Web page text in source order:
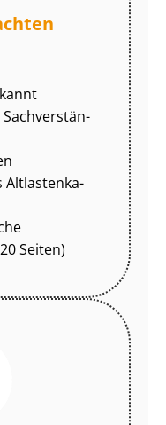
Alt­las­ten­ka­
Seiten)